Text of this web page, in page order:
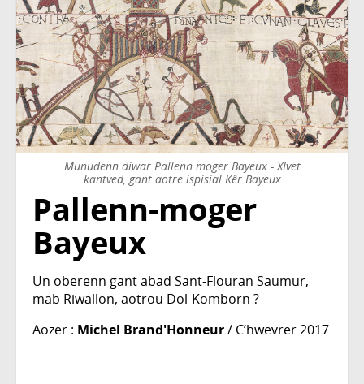
Munudenn diwar Pallenn moger Bayeux - XIvet
kantved, gant aotre ispisial Kêr Bayeux
Pallenn-moger
Bayeux
Un oberenn gant abad Sant-Flouran Saumur,
mab Riwallon, aotrou Dol-Komborn ?
Aozer : Michel Brand'Honneur/ C’hwevrer 2017